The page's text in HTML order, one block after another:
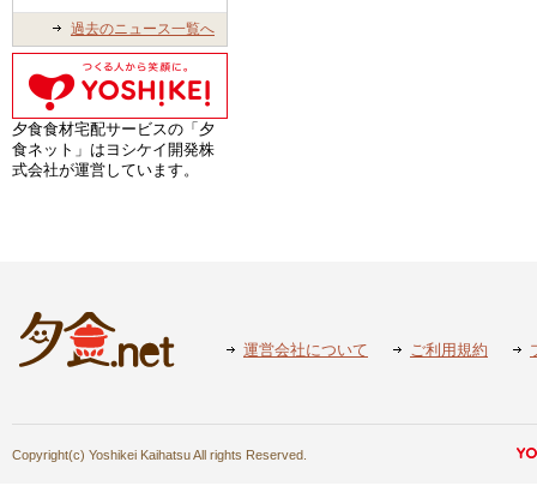
過去のニュース一覧へ
夕食食材宅配サービスの「夕
食ネット」はヨシケイ開発株
式会社が運営しています。
運営会社について ご利用規約
Copyright(c) Yoshikei Kaihatsu All rights Reserved.